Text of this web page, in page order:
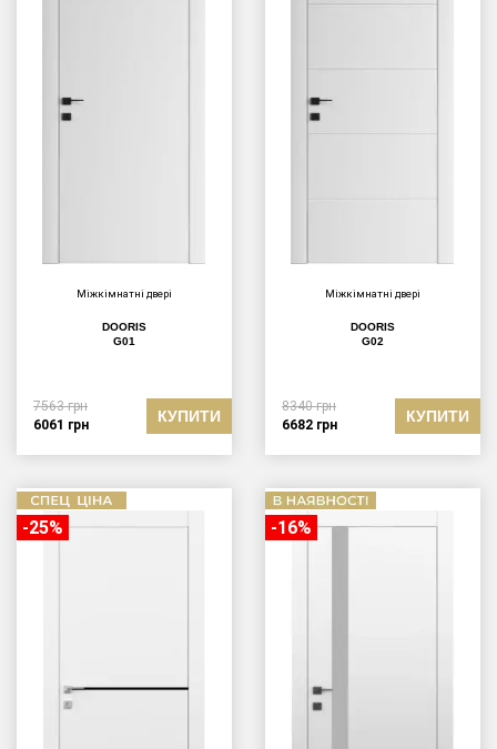
Міжкімнатні двері
DOORIS
G01
7563грн
6061 грн КУПИТИ
Міжкімнатні двері
DOORIS
G02
8340грн
6682 грн КУПИТИ
-25% -16%